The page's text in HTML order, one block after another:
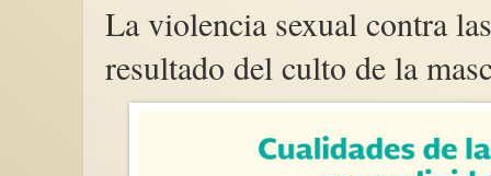
La violencia sexual contra
resultado del culto de la